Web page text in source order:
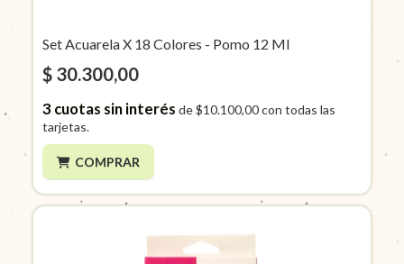
Set Acuarela X 18 Colores - Pomo 12 Ml
$ 30.300,00
3cuotas sin interés de$10.100,00con todas las
tarjetas.
COMPRAR